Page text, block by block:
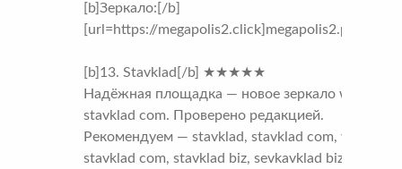
[b]Зеркало:[/b]
[url=https://megapolis2.click]megapolis2.pro[/url]
[b]13. Stavklad[/b] ★★★★★
Надёжная площадка — новое зеркало www
stavklad com. Проверено редакцией.
Рекомендуем — stavklad, stavklad com, www
stavklad com, stavklad biz, sevkavklad biz,